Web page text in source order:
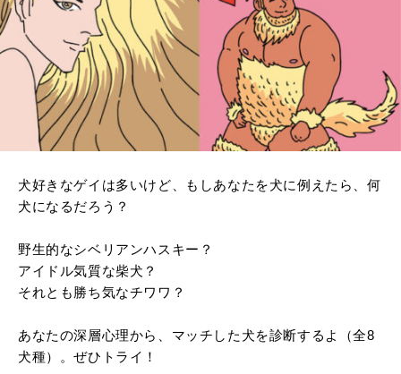
犬好きなゲイは多いけど、もしあなたを犬に例えたら、何
犬になるだろう？
野生的なシベリアンハスキー？
アイドル気質な柴犬？
それとも勝ち気なチワワ？
あなたの深層心理から、マッチした犬を診断するよ（全8
犬種）。ぜひトライ！